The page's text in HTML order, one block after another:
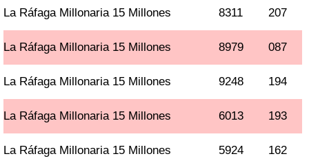
La Ráfaga Millonaria 15 Millones 8311 207
La Ráfaga Millonaria 15 Millones 8979 087
La Ráfaga Millonaria 15 Millones 9248 194
La Ráfaga Millonaria 15 Millones 6013 193
La Ráfaga Millonaria 15 Millones 5924 162